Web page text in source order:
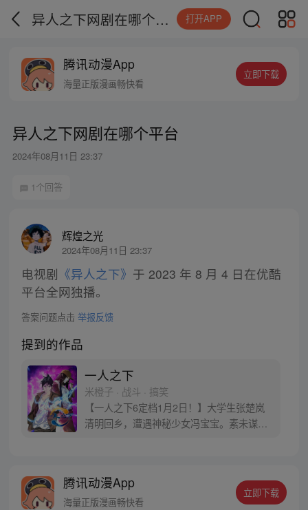
异人之下网剧在哪个平台 打开APP
腾讯动漫App
海量正版漫画畅快看
立即下载
异人之下网剧在哪个平台
2024年08月11日 23:37
1个回答
辉煌之光
2024年08月11日 23:37
电视剧 《异人之下》 于 2023 年 8 月 4 日在优酷
平台全网独播。
答案问题点击 举报反馈
提到的作品
一人之下
米橙子 · 战斗 · 搞笑
【一人之下6定档1月2日！】大学生张楚岚
清明回乡，遭遇神秘少女冯宝宝。素未谋面
密，张楚岚的生活被彻底颠覆，与冯宝宝一
同踏上“异人”之旅。
腾讯动漫App
海量正版漫画畅快看
立即下载